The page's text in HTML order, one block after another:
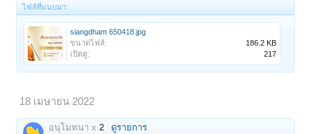
ไฟล์ที่แนบมา:
siangdham 650418.jpg
ขนาดไฟล์:
186.2 KB
เปิดดู:
217
18 เมษายน 2022
อนุโมทนา x2 ดูรายการ